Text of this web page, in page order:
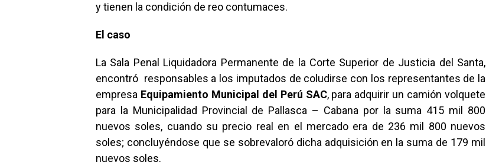
y tienen la condición de reo contumaces.
El caso
La Sala Penal Liquidadora Permanente de la Corte Superior de Justicia del Santa,
encontró responsables a los imputados de coludirse con los representantes de la
empresa Equipamiento Municipal del Perú SAC, para adquirir un camión volquete
para la Municipalidad Provincial de Pallasca – Cabana por la suma 415 mil 800
nuevos soles, cuando su precio real en el mercado era de 236 mil 800 nuevos
soles; concluyéndose que se sobrevaloró dicha adquisición en la suma de 179 mil
nuevos soles.